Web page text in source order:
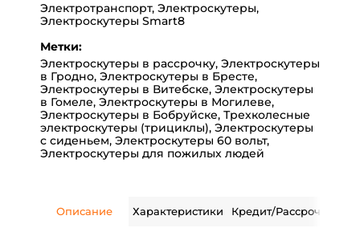
Электротранспорт, Электроскутеры,
Электроскутеры Smart8
Метки:
Электроскутеры в рассрочку, Электроскутеры
в Гродно, Электроскутеры в Бресте,
Электроскутеры в Витебске, Электроскутеры
в Гомеле, Электроскутеры в Могилеве,
Электроскутеры в Бобруйске, Трехколесные
электроскутеры (трициклы), Электроскутеры
с сиденьем, Электроскутеры 60 вольт,
Электроскутеры для пожилых людей
Описание Характеристики Кредит/Рассрочка